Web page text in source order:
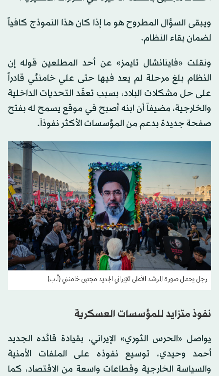
ويبقى السؤال المطروح هو ما إذا كان هذا النموذج كافياً
لضمان بقاء النظام.
ونقلت «فاينانشال تايمز» عن أحد المطلعين قوله إن
النظام بلغ مرحلة لم يعد فيها حتى علي خامنئي قادراً
على حل مشكلات البلاد، بسبب تعقّد التحديات الداخلية
والخارجية، مضيفاً أن ابنه أصبح في موقع يسمح له بفتح
صفحة جديدة بدعم من المؤسسات الأكثر نفوذاً.
رجل يحمل صورة المرشد الأعلى الإيراني الجديد مجتبى خامنئي (أ.ب)
نفوذ متزايد للمؤسسات العسكرية
يواصل «الحرس الثوري» الإيراني، بقيادة قائده الجديد
أحمد وحيدي، توسيع نفوذه على الملفات الأمنية
والسياسة الخارجية وقطاعات واسعة من الاقتصاد، كما